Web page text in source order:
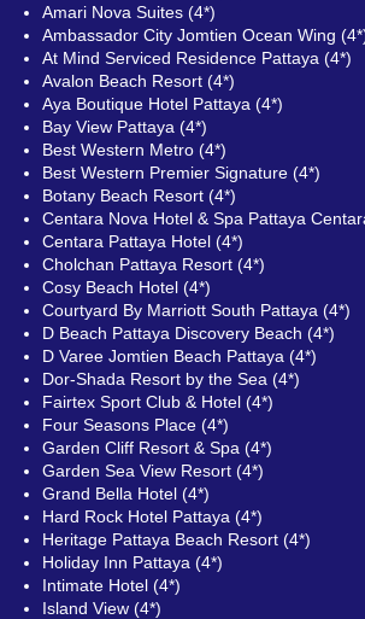
Amari Nova Suites (4*)
Ambassador City Jomtien Ocean Wing
At Mind Serviced Residence Pattaya (4*)
Avalon Beach Resort (4*)
Aya Boutique Hotel Pattaya (4*)
Bay View Pattaya (4*)
Best Western Metro (4*)
Best Western Premier Signature (4*)
Botany Beach Resort (4*)
Centara Nova Hotel & Spa Pattaya
Centara Pattaya Hotel (4*)
Cholchan Pattaya Resort (4*)
Cosy Beach Hotel (4*)
Courtyard By Marriott South Pattaya (4*)
D Beach Pattaya Discovery Beach (4*)
D Varee Jomtien Beach Pattaya (4*)
Dor-Shada Resort by the Sea (4*)
Fairtex Sport Club & Hotel (4*)
Four Seasons Place (4*)
Garden Cliff Resort & Spa (4*)
Garden Sea View Resort (4*)
Grand Bella Hotel (4*)
Hard Rock Hotel Pattaya (4*)
Heritage Pattaya Beach Resort (4*)
Holiday Inn Pattaya (4*)
Intimate Hotel (4*)
Island View (4*)